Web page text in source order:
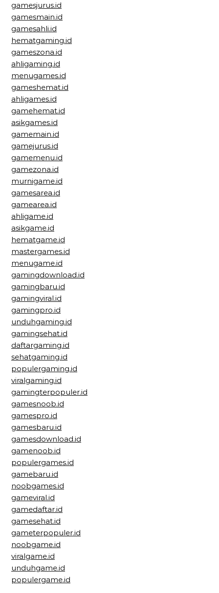
gamesjurus.id
gamesmain.id
gamesahli.id
hematgaming.id
gameszona.id
ahligaming.id
menugames.id
gameshemat.id
ahligames.id
gamehemat.id
asikgames.id
gamemain.id
gamejurus.id
gamemenu.id
gamezona.id
murnigame.id
gamesarea.id
gamearea.id
ahligame.id
asikgame.id
hematgame.id
mastergames.id
menugame.id
gamingdownload.id
gamingbaru.id
gamingviral.id
gamingpro.id
unduhgaming.id
gamingsehat.id
daftargaming.id
sehatgaming.id
populergaming.id
viralgaming.id
gamingterpopuler.id
gamesnoob.id
gamespro.id
gamesbaru.id
gamesdownload.id
gamenoob.id
populergames.id
gamebaru.id
noobgames.id
gameviral.id
gamedaftar.id
gamesehat.id
gameterpopuler.id
noobgame.id
viralgame.id
unduhgame.id
populergame.id